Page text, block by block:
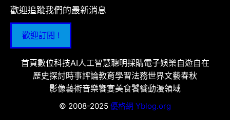
歡迎追蹤我們的最新消息
歡迎訂閱 !
首頁數位科技AI人工智慧聰明採購電子娛樂自遊自在
歷史探討時事評論教育學習法務世界文藝春秋
影像藝術音樂饗宴美食饕餮動漫領域
© 2008-2025 優格網 Yblog.org